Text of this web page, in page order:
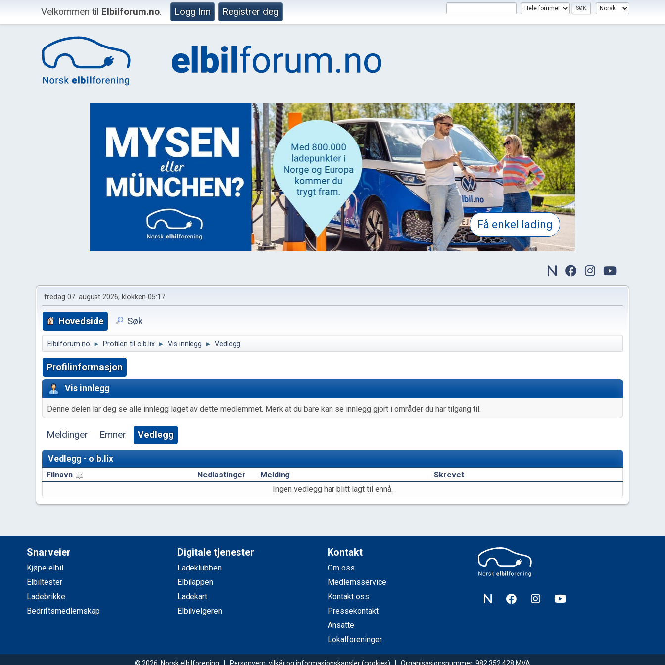
Velkommen til Elbilforum.no. Logg Inn Registrer deg
fredag 07. august 2026, klokken 05:17
Hovedside Søk
Elbilforum.no ► Profilen til o.b.lix ► Vis innlegg ► Vedlegg
Profilinformasjon
Vis innlegg
Denne delen lar deg se alle innlegg laget av dette medlemmet. Merk at du bare kan se innlegg gjort i områder du har tilgang til.
Meldinger Emner Vedlegg
Vedlegg - o.b.lix
Filnavn Nedlastinger Melding
Skrevet
Ingen vedlegg har blitt lagt til ennå.
Snarveier
Kjøpe elbil
Elbiltester
Ladebrikke
Bedriftsmedlemskap
Digitale tjenester
Ladeklubben
Elbilappen
Ladekart
Elbilvelgeren
Kontakt
Om oss
Medlemsservice
Kontakt oss
Pressekontakt
Ansatte
Lokalforeninger
© 2026, Norsk elbilforening | Personvern, vilkår og informasjonskapsler(cookies) | Organisasjonsnummer: 982 352 428 MVA